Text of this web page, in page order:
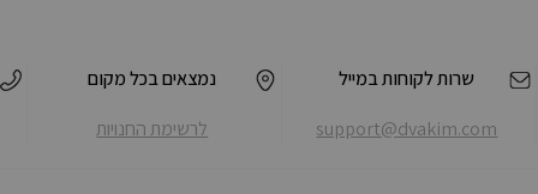
שרות לקוחות במייל
support@dvakim.com
נמצאים בכל מקום
לרשימת החנויות